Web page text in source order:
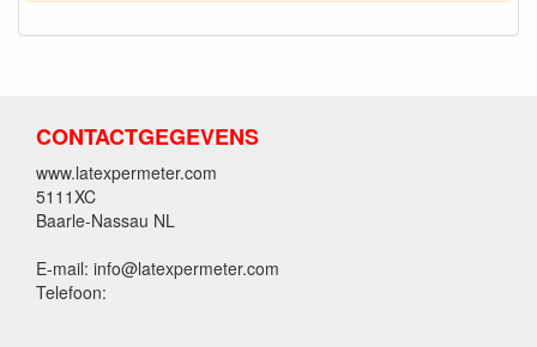
CONTACTGEGEVENS
www.latexpermeter.com
5111XC
Baarle-Nassau NL
E-mail: info@latexpermeter.com
Telefoon: